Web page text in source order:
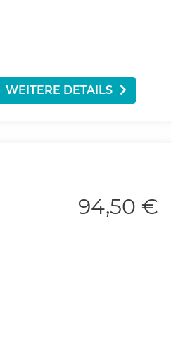
WEITERE DETAILS
94,50 €